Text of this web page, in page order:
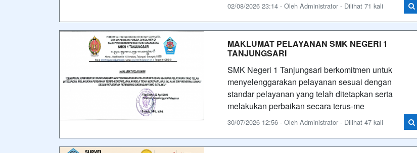
02/08/2026 23:14 - Oleh Administrator - Dilihat 71 kali
MAKLUMAT PELAYANAN SMK NEGERI 1
TANJUNGSARI
SMK Negeri 1 Tanjungsari berkomitmen untuk
menyelenggarakan pelayanan sesuai dengan
standar pelayanan yang telah ditetapkan serta
melakukan perbaikan secara terus-me
30/07/2026 12:56 - Oleh Administrator - Dilihat 47 kali